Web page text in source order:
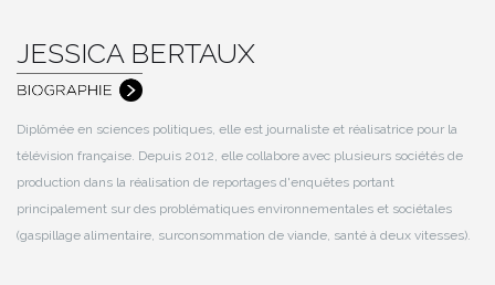
JESSICA BERTAUX
Diplômée en sciences politiques, elle est journaliste et réalisatrice pour la
télévision française. Depuis 2012, elle collabore avec plusieurs sociétés de
production dans la réalisation de reportages d'enquêtes portant
principalement sur des problématiques environnementales et sociétales
(gaspillage alimentaire, surconsommation de viande, santé à deux vitesses).